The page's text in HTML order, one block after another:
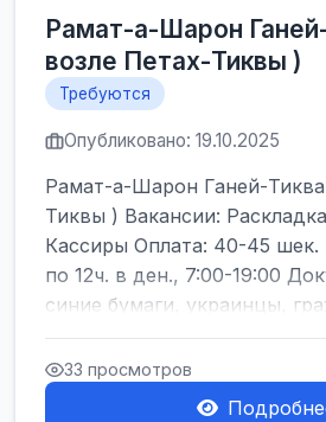
Рамат-а-Шарон
возле Петах-Тиквы )
Требуются
Опубликовано: 19.10.2025
Рамат-а-Шарон Ганей-
Тиквы ) Вакансии:
Кассиры Оплата: 40-45 шек.
по 12ч. в ден., 7:00-19:00
синие бумаги, украинцы,
33 просмотров